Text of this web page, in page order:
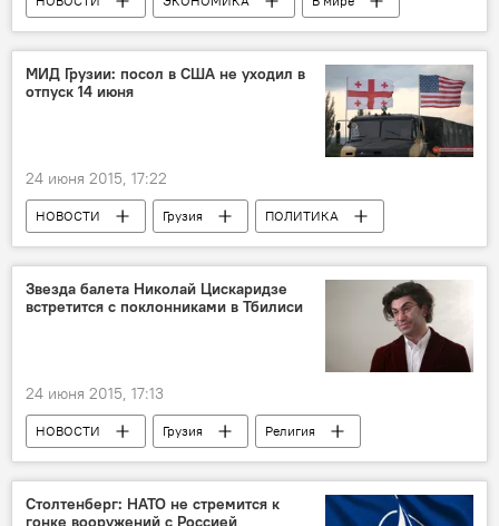
МИД Грузии: посол в США не уходил в
отпуск 14 июня
24 июня 2015, 17:22
НОВОСТИ Грузия ПОЛИТИКА
Звезда балета Николай Цискаридзе
встретится с поклонниками в Тбилиси
24 июня 2015, 17:13
НОВОСТИ Грузия
Религия
Анонсы
Столтенберг: НАТО не стремится к
гонке вооружений с Россией